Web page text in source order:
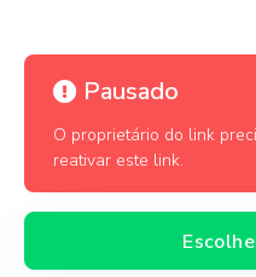
Pausado
O proprietário do link
reativar este link.